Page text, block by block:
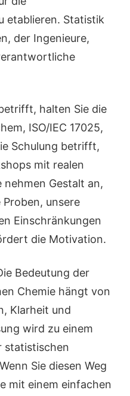
etablieren. Statistik
der Ingenieure,
halten Sie die
ISO/IEC 17025,
Schulung betrifft,
mit realen
Gestalt an,
unsere
Einschränkungen
die Motivation.
Bedeutung der
Chemie hängt von
Klarheit und
wird zu einem
statistischen
Sie diesen Weg
mit einem einfachen